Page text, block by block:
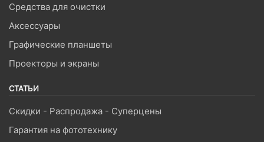
Средства для очистки
Аксессуары
Графические планшеты
Проекторы и экраны
СТАТЬИ
Скидки - Распродажа - Суперцены
Гарантия на фототехнику